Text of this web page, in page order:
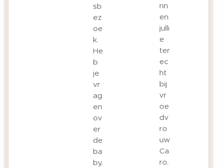
sb
ez
oe
k.
He
b
je
vr
ag
en
ov
er
de
ba
by,
nn
en
julli
e
ter
ec
ht
bij
vr
oe
dv
ro
uw
Ca
ro.